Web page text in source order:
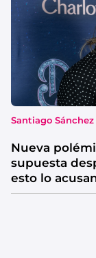
Santiago Sánchez
Nueva
supuesta
esto lo